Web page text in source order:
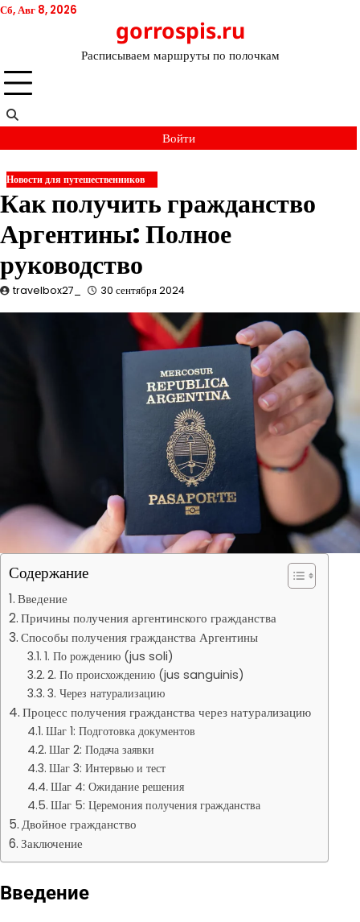
Перейти
Сб, Авг 8, 2026
gorrospis.ru
Расписываем маршруты по полочкам
Войти
Новости для путешественников
Как получить гражданство
Аргентины: Полное
руководство
travelbox27_ 30 сентября 2024
Содержание
Введение
Причины получения аргентинского гражданства
Способы получения гражданства Аргентины
1. По рождению (jus soli)
2. По происхождению (jus sanguinis)
3. Через натурализацию
Процесс получения гражданства через натурализацию
Шаг 1: Подготовка документов
Шаг 2: Подача заявки
Шаг 3: Интервью и тест
Шаг 4: Ожидание решения
Шаг 5: Церемония получения гражданства
Двойное гражданство
Заключение
Введение